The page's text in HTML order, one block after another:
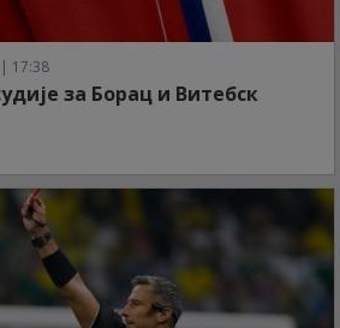
17:38
за Борац и Витебск